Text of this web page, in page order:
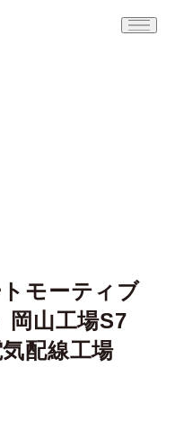
モーティブ
岡山工場S7
配線工場